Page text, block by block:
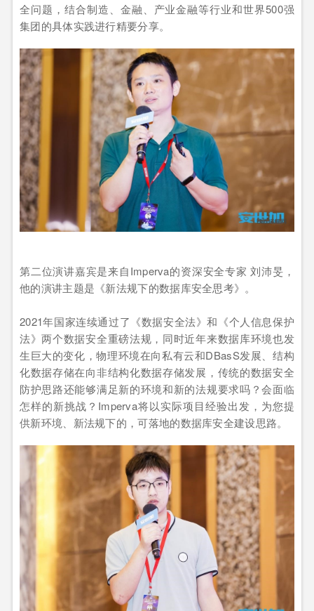
全问题，结合制造、金融、产业金融等行业和世界500强
集团的具体实践进行精要分享。
第二位演讲嘉宾是来自Imperva的资深安全专家 刘沛旻，
他的演讲主题是《新法规下的数据库安全思考》。
2021年国家连续通过了《数据安全法》和《个人信息保护
法》两个数据安全重磅法规，同时近年来数据库环境也发
生巨大的变化，物理环境在向私有云和DBasS发展、结构
化数据存储在向非结构化数据存储发展，传统的数据安全
防护思路还能够满足新的环境和新的法规要求吗？会面临
怎样的新挑战？Imperva将以实际项目经验出发，为您提
供新环境、新法规下的，可落地的数据库安全建设思路。